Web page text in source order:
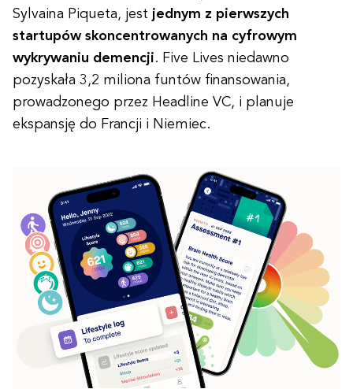
Sylvaina Piqueta, jest jednym z pierwszych
startupów skoncentrowanych na cyfrowym
wykrywaniu demencji. Five Lives niedawno
pozyskała 3,2 miliona funtów finansowania,
prowadzonego przez Headline VC, i planuje
ekspansję do Francji i Niemiec.